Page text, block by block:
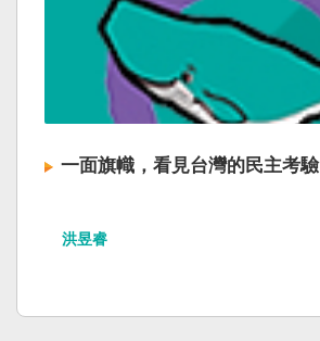
一面旗幟，看見台灣的民主考驗
洪昱睿